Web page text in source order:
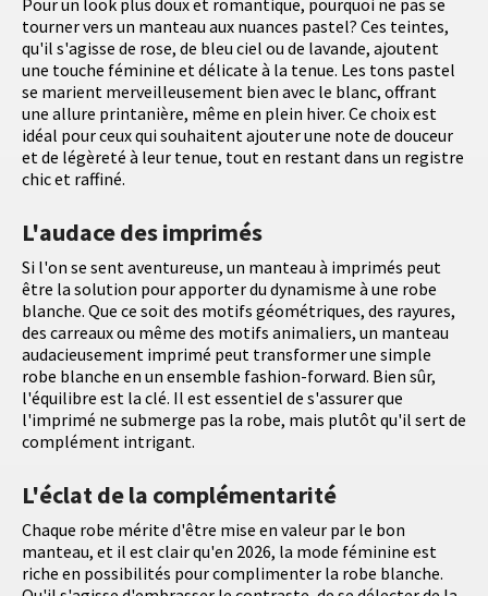
Pour un look plus doux et romantique, pourquoi ne pas se
tourner vers un manteau aux nuances pastel? Ces teintes,
qu'il s'agisse de rose, de bleu ciel ou de lavande, ajoutent
une touche féminine et délicate à la tenue. Les tons pastel
se marient merveilleusement bien avec le blanc, offrant
une allure printanière, même en plein hiver. Ce choix est
idéal pour ceux qui souhaitent ajouter une note de douceur
et de légèreté à leur tenue, tout en restant dans un registre
chic et raffiné.
L'audace des imprimés
Si l'on se sent aventureuse, un manteau à imprimés peut
être la solution pour apporter du dynamisme à une robe
blanche. Que ce soit des motifs géométriques, des rayures,
des carreaux ou même des motifs animaliers, un manteau
audacieusement imprimé peut transformer une simple
robe blanche en un ensemble fashion-forward. Bien sûr,
l'équilibre est la clé. Il est essentiel de s'assurer que
l'imprimé ne submerge pas la robe, mais plutôt qu'il sert de
complément intrigant.
L'éclat de la complémentarité
Chaque robe mérite d'être mise en valeur par le bon
manteau, et il est clair qu'en 2026, la mode féminine est
riche en possibilités pour complimenter la robe blanche.